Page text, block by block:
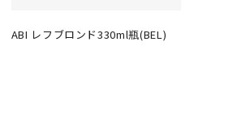
ABI レフブロンド330ml瓶(BEL)